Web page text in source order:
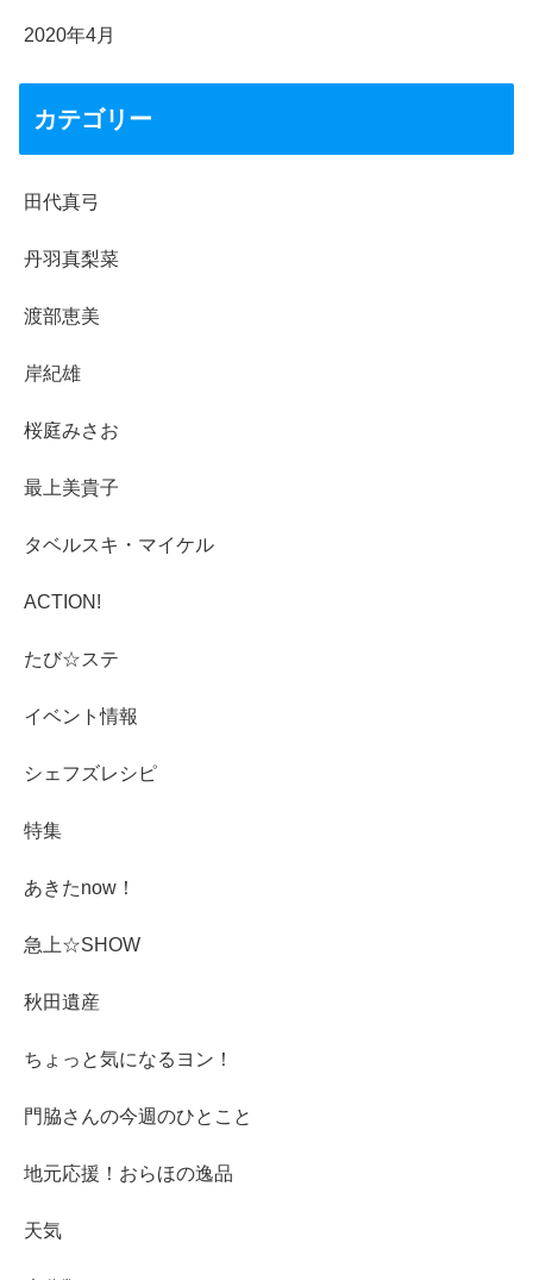
2020年4月
カテゴリー
田代真弓
丹羽真梨菜
渡部恵美
岸紀雄
桜庭みさお
最上美貴子
タベルスキ・マイケル
ACTION!
たび☆ステ
イベント情報
シェフズレシピ
特集
あきたnow！
急上☆SHOW
秋田遺産
ちょっと気になるヨン！
門脇さんの今週のひとこと
地元応援！おらほの逸品
天気